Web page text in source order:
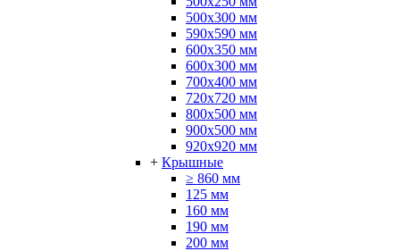
500x300 мм
590х590 мм
600x350 мм
600х300 мм
700x400 мм
720x720 мм
800x500 мм
900x500 мм
920x920 мм
+ Крышные
≥ 860 мм
125 мм
160 мм
190 мм
200 мм